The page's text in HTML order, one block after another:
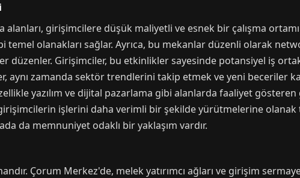
girişimcilere düşük maliyetli ve esnek bir çalışma
temel olanakları sağlar. Ayrıca, bu mekanlar düzenli olarak
düzenler. Girişimciler, bu etkinlikler sayesinde potansiyel iş
aynı zamanda sektör trendlerini takip etmek ve yeni beceriler
yazılım ve dijital pazarlama gibi alanlarda faaliyet
işlerini daha verimli bir şekilde yürütmelerine olanak
da memnuniyet odaklı bir yaklaşım vardır.
Çorum Merkez'de, melek yatırımcı ağları ve girişim